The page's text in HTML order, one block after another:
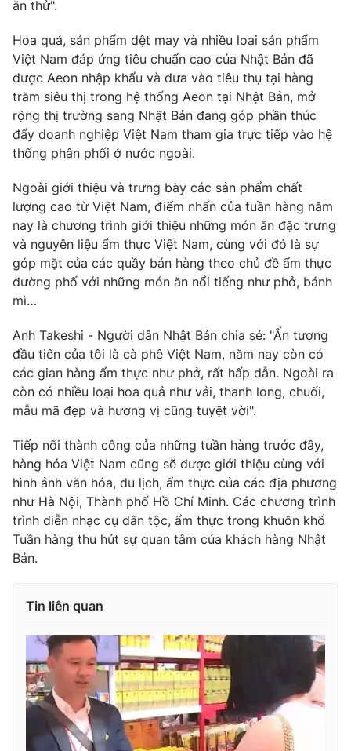
Photo Infographic
Video Shorts video
VTV Money VTV Thể thao
VTV Sức khoẻ Bất động sản
Thị trường 24h Tấm lòng Việt
VTV4
VTV9 VTV8
Liên hệ tòa soạn English
THỜI BÁO VTV
Theo dõi báo trên
Cơ quan báo chí:
Giấy phép hoạt động báo in và báo điện tử số 483/GP-BTTTT
cấp ngày 29/12/2023
Tổng Biên tập:Vũ Thanh Thủy
Phó Tổng Biên tập: Nguyễn Thị Mỹ Hạnh, Phạm Quốc Thắng,
Nguyễn Trọng Ninh
Tổng đài VTV:024.38 355 931 - 024.38 355 932
ăn thử".
Hoa quả, sản phẩm dệt may và nhiều loại sản phẩm
Việt Nam đáp ứng tiêu chuẩn cao của Nhật Bản đã
được Aeon nhập khẩu và đưa vào tiêu thụ tại hàng
trăm siêu thị trong hệ thống Aeon tại Nhật Bản, mở
rộng thị trường sang Nhật Bản đang góp phần thúc
đẩy doanh nghiệp Việt Nam tham gia trực tiếp vào hệ
thống phân phối ở nước ngoài.
Ngoài giới thiệu và trưng bày các sản phẩm chất
lượng cao từ Việt Nam, điểm nhấn của tuần hàng năm
nay là chương trình giới thiệu những món ăn đặc trưng
và nguyên liệu ẩm thực Việt Nam, cùng với đó là sự
góp mặt của các quầy bán hàng theo chủ đề ẩm thực
đường phố với những món ăn nổi tiếng như phở, bánh
mì…
Anh Takeshi - Người dân Nhật Bản chia sẻ: "Ấn tượng
đầu tiên của tôi là cà phê Việt Nam, năm nay còn có
các gian hàng ẩm thực như phở, rất hấp dẫn. Ngoài ra
còn có nhiều loại hoa quả như vải, thanh long, chuối,
mẫu mã đẹp và hương vị cũng tuyệt vời".
Tiếp nối thành công của những tuần hàng trước đây,
hàng hóa Việt Nam cũng sẽ được giới thiệu cùng với
hình ảnh văn hóa, du lịch, ẩm thực của các địa phương
như Hà Nội, Thành phố Hồ Chí Minh. Các chương trình
trình diễn nhạc cụ dân tộc, ẩm thực trong khuôn khổ
Tuần hàng thu hút sự quan tâm của khách hàng Nhật
Bản.
Tin liên quan